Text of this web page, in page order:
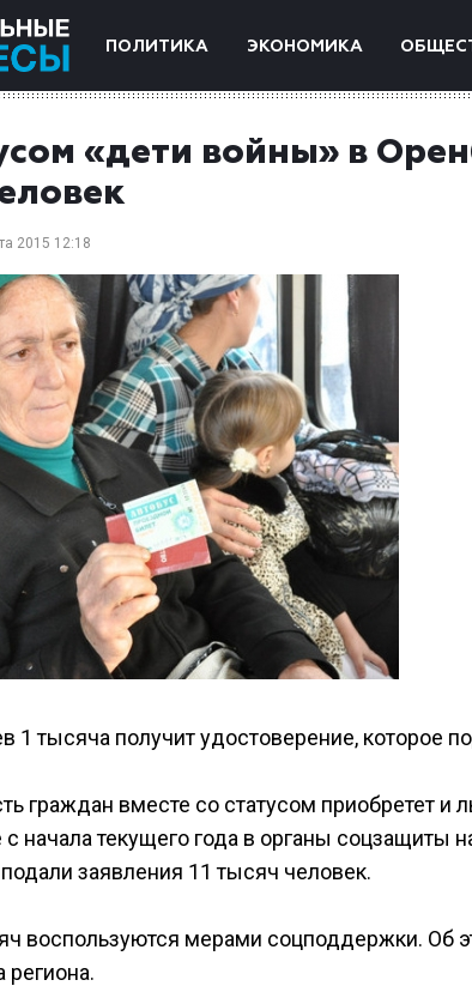
ПОЛИТИКА ЭКОНОМИКА
«дети войны» в
2015 12:18
1 тысяча получит удостоверение, которое
граждан вместе со статусом приобретет и
начала текущего года в органы соцзащиты
заявления 11 тысяч человек.
воспользуются мерами соцподдержки. Об
региона.